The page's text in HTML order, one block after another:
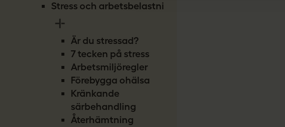
Stress och arbetsbelastning
Är du stressad?
7 tecken på stress
Arbetsmiljöregler
Förebygga ohälsa
Kränkande
särbehandling
Återhämtning